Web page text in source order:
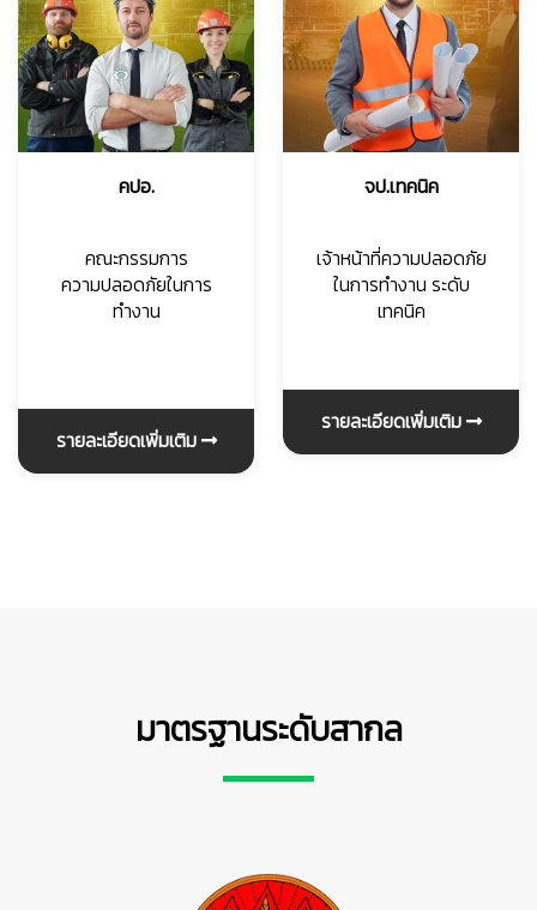
คปอ.
คณะกรรมการ
ความปลอดภัยในการ
ทำงาน
รายละเอียดเพิ่มเติม
จป.เทคนิค
เจ้าหน้าที่ความปลอดภัย
ในการทำงาน ระดับ
เทคนิค
รายละเอียดเพิ่มเติม
มาตรฐานระดับสากล